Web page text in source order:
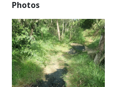
Photos